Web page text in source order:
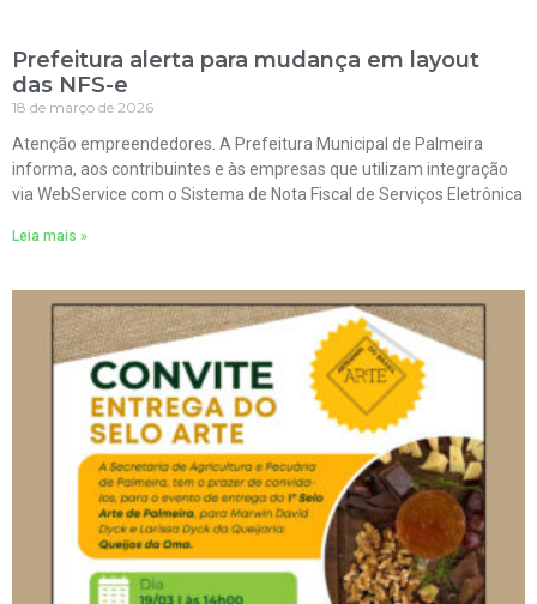
Prefeitura alerta para mudança em layout
das NFS-e
18 de março de 2026
Atenção empreendedores. A Prefeitura Municipal de Palmeira
informa, aos contribuintes e às empresas que utilizam integração
via WebService com o Sistema de Nota Fiscal de Serviços Eletrônica
Leia mais »